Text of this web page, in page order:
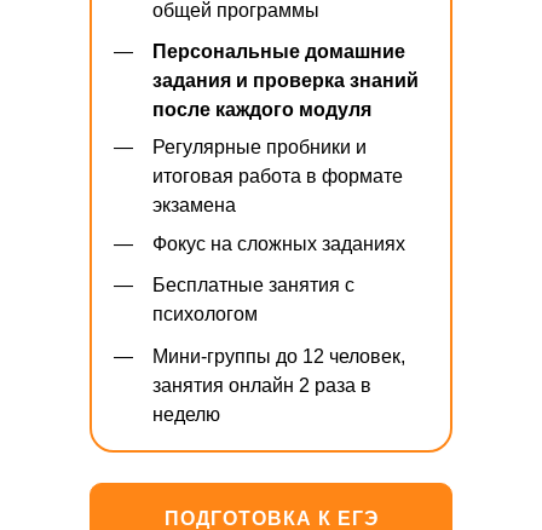
ПОДГОТОВКА К ЕГЭ
—
Фокус на сложных заданиях
—
Бесплатные занятия с
психологом
общей программы
—
Персональные домашние
задания и проверка знаний
после каждого модуля
—
Регулярные пробники и
итоговая работа в формате
экзамена
—
Мини-группы до 12 человек,
занятия онлайн 2 раза в
неделю